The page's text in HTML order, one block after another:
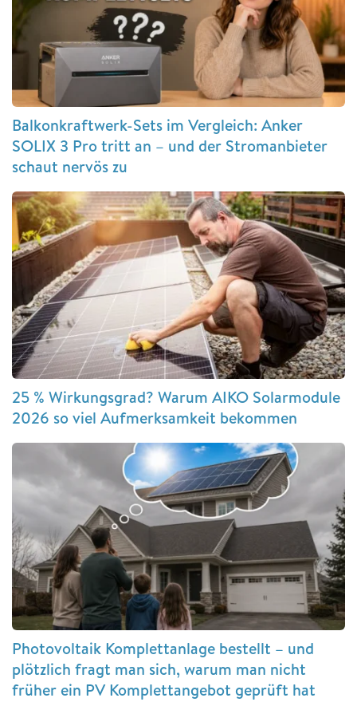
Balkonkraftwerk-Sets im Vergleich: Anker
SOLIX 3 Pro tritt an – und der Stromanbieter
schaut nervös zu
25 % Wirkungsgrad? Warum AIKO Solarmodule
2026 so viel Aufmerksamkeit bekommen
Photovoltaik Komplettanlage bestellt – und
plötzlich fragt man sich, warum man nicht
früher ein PV Komplettangebot geprüft hat